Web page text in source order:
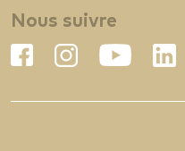
Nous suivre